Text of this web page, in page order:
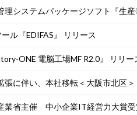
理システムパッケージソフト『生
ル『EDIFAS』 リリース
ONE 電脳工場MF R2.0』 リリー
張に伴い、本社移転＜大阪市北区＞
業省主催 中小企業IT経営力大賞